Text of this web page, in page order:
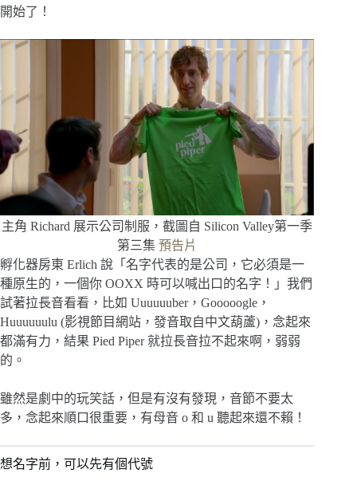
開始了！
主角 Richard 展示公司制服，截圖自 Silicon Valley第一季
第三集預告片
孵化器房東 Erlich 說「名字代表的是公司，它必須是一
種原生的，一個你 OOXX 時可以喊出口的名字！」我們
試著拉長音看看，比如 Uuuuuuber，Gooooogle，
Huuuuuulu (影視節目網站，發音取自中文葫蘆)，念起來
都滿有力，結果 Pied Piper 就拉長音拉不起來啊，弱弱
的。
雖然是劇中的玩笑話，但是有沒有發現，音節不要太
多，念起來順口很重要，有母音 o 和 u 聽起來還不賴！
想名字前，可以先有個代號